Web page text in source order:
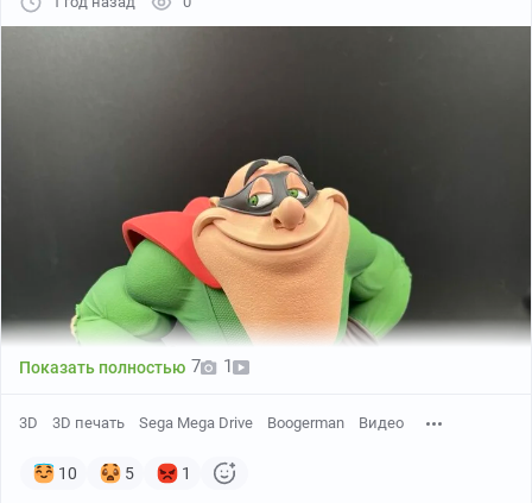
Показать полностью 7 1
3D 3D печать Sega Mega Drive Boogerman Видео
10 5 1